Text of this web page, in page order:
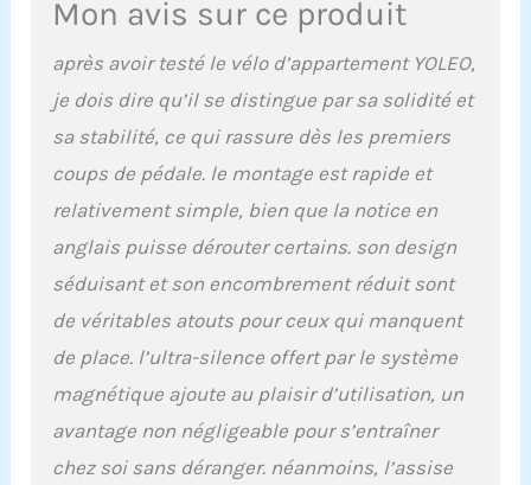
que votre entraînement à
avec les autres dans la
maison et ne provoque
pas de bruits
inhabituels. 16 niveaux
de réglage de la
résistance magnétique
pour répondre aux
différents besoins
【Structure robuste du
pliable pour vélo est
fabriqué en acier épais et
de haute qualité. Le cadre
robuste en acier combiné
à la théorie de l'équilibre
physique X Design offre
un vélo d'appartement
Mon avis sur ce produit
après avoir testé le vélo d’appartement YOLEO,
je dois dire qu’il se distingue par sa solidité et
sa stabilité, ce qui rassure dès les premiers
coups de pédale. le montage est rapide et
relativement simple, bien que la notice en
anglais puisse dérouter certains. son design
séduisant et son encombrement réduit sont
de véritables atouts pour ceux qui manquent
de place. l’ultra-silence offert par le système
magnétique ajoute au plaisir d’utilisation, un
avantage non négligeable pour s’entraîner
chez soi sans déranger. néanmoins, l’assise